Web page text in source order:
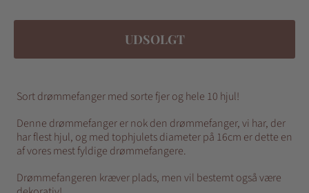
UDSOLGT
Sort drømmefanger med sorte fjer og hele 10 hjul!
Denne drømmefanger er nok den drømmefanger, vi har, der
har flest hjul, og med tophjulets diameter på 16cm er dette en
af vores mest fyldige drømmefangere.
Drømmefangeren kræver plads, men vil bestemt også være